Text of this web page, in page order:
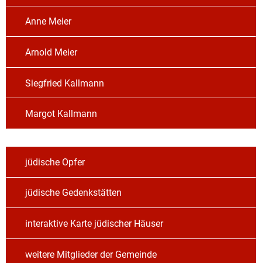
Anne Meier
Arnold Meier
Siegfried Kallmann
Margot Kallmann
jüdische Opfer
jüdische Gedenkstätten
interaktive Karte jüdischer Häuser
weitere Mitglieder der Gemeinde